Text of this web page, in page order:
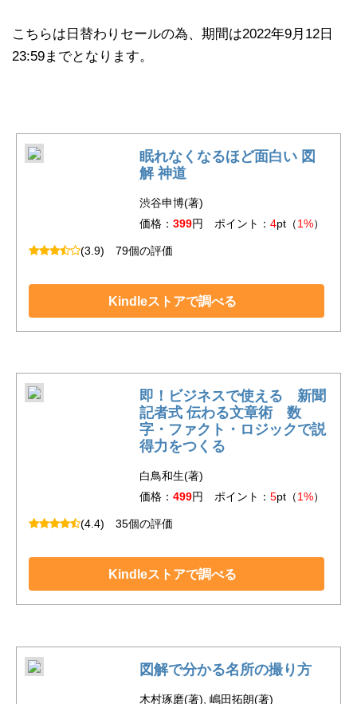
こちらは日替わりセールの為、期間は2022年9月12日
23:59までとなります。
眠れなくなるほど面白い 図
解 神道
渋谷申博(著)
価格： 399円 ポイント： 4pt（1%）
(3.9) 79個の評価
Kindleストアで調べる
即！ビジネスで使える 新聞
記者式 伝わる文章術 数
字・ファクト・ロジックで説
得力をつくる
白鳥和生(著)
価格： 499円 ポイント： 5pt（1%）
(4.4) 35個の評価
Kindleストアで調べる
図解で分かる名所の撮り方
木村琢磨(著), 嶋田拓朗(著)